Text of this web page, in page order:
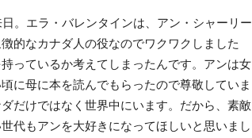
。エラ・バレンタインは、アン・シャーリー
的なカナダ人の役なのでワクワクしました
っているか考えてしまったんです。アンは女
に母に本を読んでもらったので尊敬していま
だけではなく世界中にいます。だから、素敵
代もアンを大好きになってほしいと思いまし